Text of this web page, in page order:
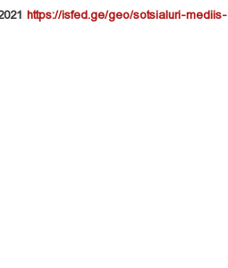
https://isfed.ge/geo/sotsialuri-mediis-